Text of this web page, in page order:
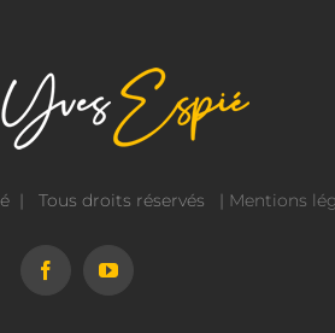
| Tous droits réservés | Mentions
FacebookYouTube